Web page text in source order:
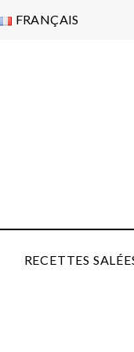
FRANÇAIS
RECETTES